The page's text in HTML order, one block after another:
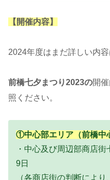
【開催内容】
2024年度はまだ詳しい内
前橋七夕まつり2023の開
照ください。
①中心部エリア（前橋中
・中心及び周辺部商店
9日
（各商店街の判断によ